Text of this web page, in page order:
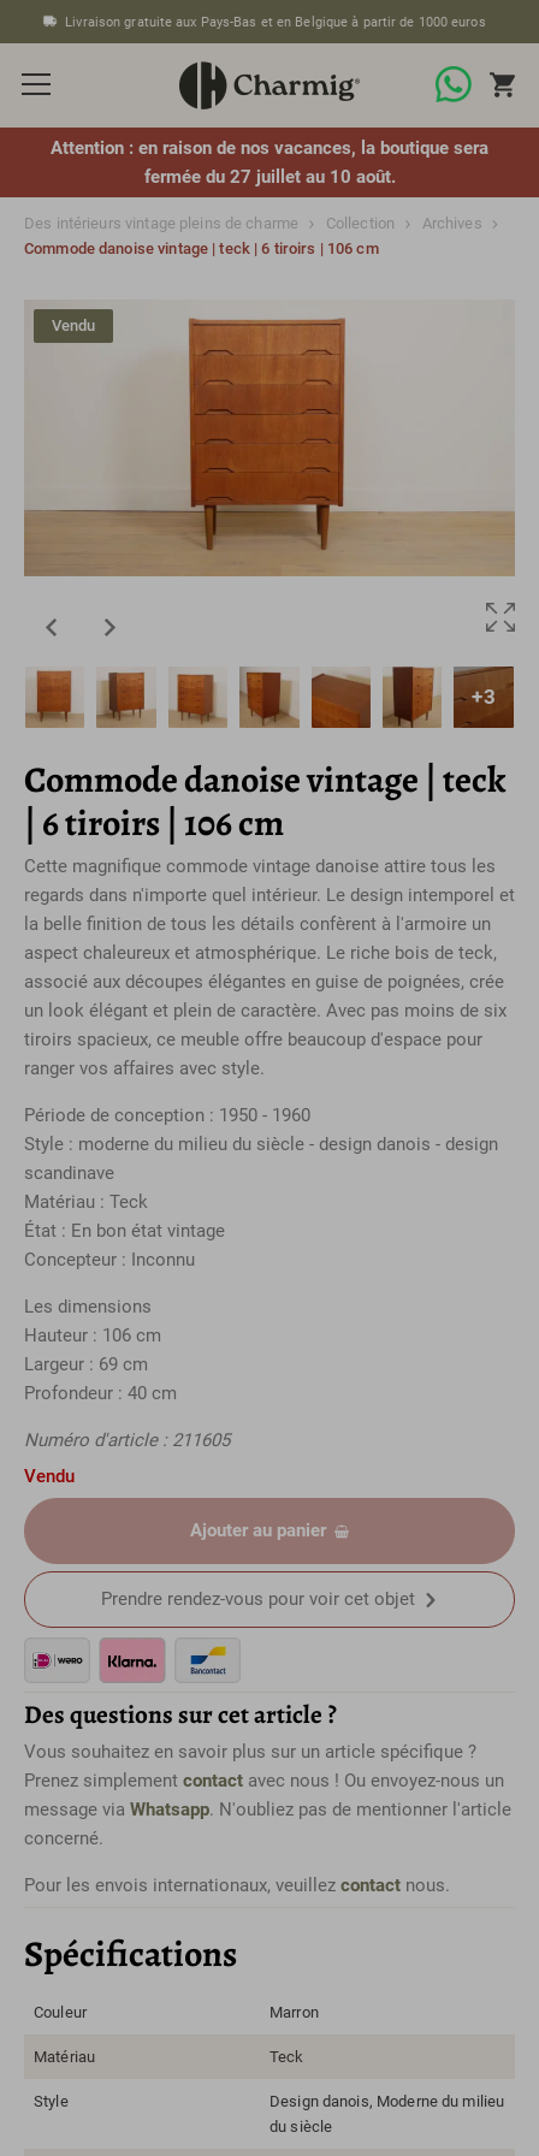
Livraison gratuite aux Pays-Bas et en Belgique à partir de 1000 euros
Attention : en raison de nos vacances, la boutique sera
fermée du 27 juillet au 10 août.
Des intérieurs vintage pleins de charme Collection
Archives
Commode danoise vintage | teck | 6 tiroirs | 106 cm
Vendu
+3
Commode danoise vintage | teck
| 6 tiroirs | 106 cm
Cette magnifique commode vintage danoise attire tous les
regards dans n'importe quel intérieur. Le design intemporel et
la belle finition de tous les détails confèrent à l'armoire un
aspect chaleureux et atmosphérique. Le riche bois de teck,
associé aux découpes élégantes en guise de poignées, crée
un look élégant et plein de caractère. Avec pas moins de six
tiroirs spacieux, ce meuble offre beaucoup d'espace pour
ranger vos affaires avec style.
Période de conception : 1950 - 1960
Style : moderne du milieu du siècle - design danois - design
scandinave
Matériau : Teck
État : En bon état vintage
Concepteur : Inconnu
Les dimensions
Hauteur : 106 cm
Largeur : 69 cm
Profondeur : 40 cm
Numéro d'article : 211605
Vendu
Ajouter au panier
Prendre rendez-vous pour voir cet objet
Des questions sur cet article ?
Vous souhaitez en savoir plus sur un article spécifique ?
Prenez simplement contact avec nous ! Ou envoyez-nous un
message via Whatsapp. N'oubliez pas de mentionner l'article
concerné.
Pour les envois internationaux, veuillez contact nous.
Spécifications
Couleur Marron
Matériau Teck
Style
Design danois, Moderne du milieu
du siècle